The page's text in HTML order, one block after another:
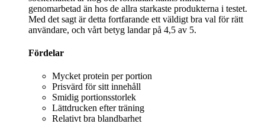
genomarbetad än hos de allra starkaste produkterna i testet.
Med det sagt är detta fortfarande ett väldigt bra val för rätt
användare, och vårt betyg landar på 4,5 av 5.
Fördelar
Mycket protein per portion
Prisvärd för sitt innehåll
Smidig portionsstorlek
Lättdrucken efter träning
Relativt bra blandbarhet